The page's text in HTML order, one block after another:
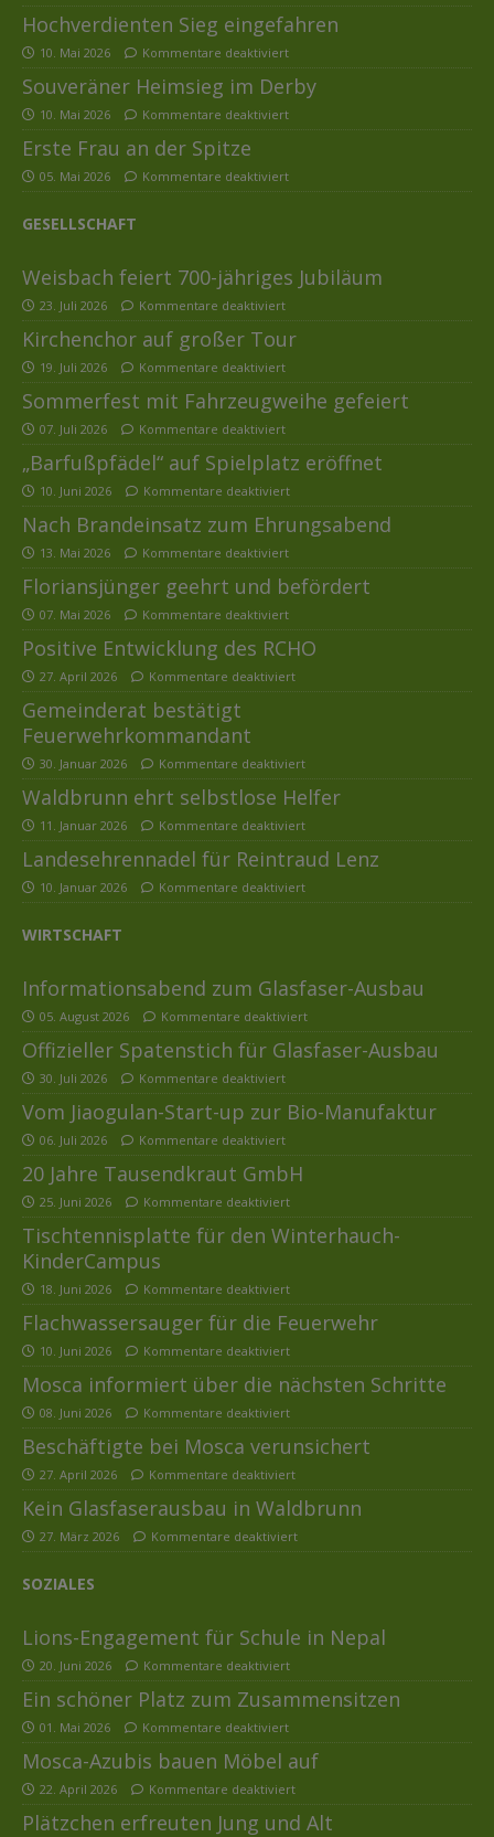
Hochverdienten Sieg eingefahren
10. Mai 2026 Kommentare deaktiviert
Souveräner Heimsieg im Derby
10. Mai 2026 Kommentare deaktiviert
Erste Frau an der Spitze
05. Mai 2026 Kommentare deaktiviert
GESELLSCHAFT
Weisbach feiert 700-jähriges Jubiläum
23. Juli 2026 Kommentare deaktiviert
Kirchenchor auf großer Tour
19. Juli 2026 Kommentare deaktiviert
Sommerfest mit Fahrzeugweihe gefeiert
07. Juli 2026 Kommentare deaktiviert
„Barfußpfädel“ auf Spielplatz eröffnet
10. Juni 2026 Kommentare deaktiviert
Nach Brandeinsatz zum Ehrungsabend
13. Mai 2026 Kommentare deaktiviert
Floriansjünger geehrt und befördert
07. Mai 2026 Kommentare deaktiviert
Positive Entwicklung des RCHO
27. April 2026 Kommentare deaktiviert
Gemeinderat bestätigt
Feuerwehrkommandant
30. Januar 2026 Kommentare deaktiviert
Waldbrunn ehrt selbstlose Helfer
11. Januar 2026 Kommentare deaktiviert
Landesehrennadel für Reintraud Lenz
10. Januar 2026 Kommentare deaktiviert
WIRTSCHAFT
Informationsabend zum Glasfaser-Ausbau
05. August 2026 Kommentare deaktiviert
Offizieller Spatenstich für Glasfaser-Ausbau
30. Juli 2026 Kommentare deaktiviert
Vom Jiaogulan-Start-up zur Bio-Manufaktur
06. Juli 2026 Kommentare deaktiviert
20 Jahre Tausendkraut GmbH
25. Juni 2026 Kommentare deaktiviert
Tischtennisplatte für den Winterhauch-
KinderCampus
18. Juni 2026 Kommentare deaktiviert
Flachwassersauger für die Feuerwehr
10. Juni 2026 Kommentare deaktiviert
Mosca informiert über die nächsten Schritte
08. Juni 2026 Kommentare deaktiviert
Beschäftigte bei Mosca verunsichert
27. April 2026 Kommentare deaktiviert
Kein Glasfaserausbau in Waldbrunn
27. März 2026 Kommentare deaktiviert
SOZIALES
Lions-Engagement für Schule in Nepal
20. Juni 2026 Kommentare deaktiviert
Ein schöner Platz zum Zusammensitzen
01. Mai 2026 Kommentare deaktiviert
Mosca-Azubis bauen Möbel auf
22. April 2026 Kommentare deaktiviert
Plätzchen erfreuten Jung und Alt